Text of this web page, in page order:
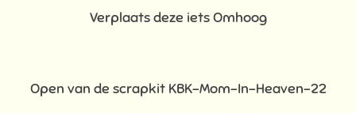
Verplaats deze iets Omhoog
Open van de scrapkit KBK-Mom-In-Heaven-22